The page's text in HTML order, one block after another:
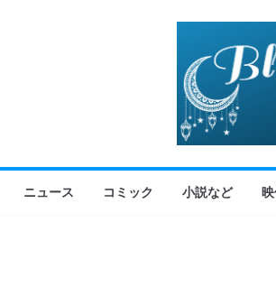
ニュース コミック 小説など